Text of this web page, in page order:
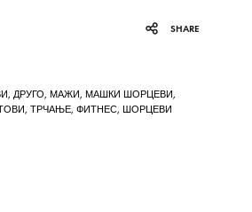
SHARE
, ДРУГО, МАЖИ, МАШКИ ШОРЦЕВИ,
, ТРЧАЊЕ, ФИТНЕС, ШОРЦЕВИ